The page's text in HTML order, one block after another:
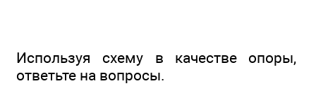
Используя схему в качестве опоры,
ответьте на вопросы.